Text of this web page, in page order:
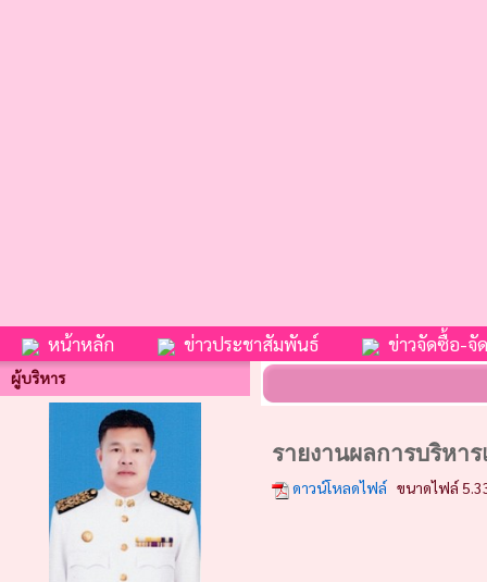
หน้าหลัก ข่าวประชาสัมพันธ์ ข่าวจัดซื้อ-จั
ผู้บริหาร
รายงานผลการบริหา
ดาวน์โหลดไฟล์ ขนาดไฟล์